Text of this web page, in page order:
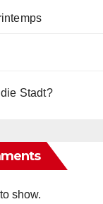
Stadt?
show.